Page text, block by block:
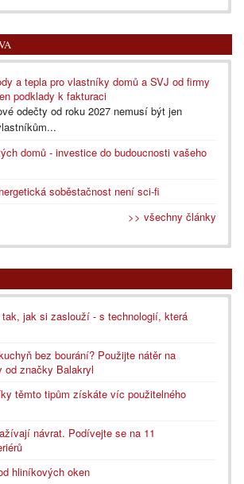
a tepla pro vlastníky domů a SVJ od firmy
podklady k fakturaci
odečty od roku 2027 nemusí být jen
domů - investice do budoucnosti vašeho
soběstačnost není sci-fi
>> všechny články
jak si zaslouží - s technologií, která
bez bourání? Použijte nátěr na
od značky Balakryl
těmto tipům získáte víc použitelného
návrat. Podívejte se na 11
hliníkových oken